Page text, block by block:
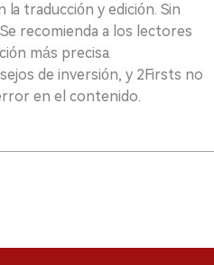
traducción y edición. Sin
recomienda a los lectores
más precisa.
de inversión, y 2Firsts no
en el contenido.